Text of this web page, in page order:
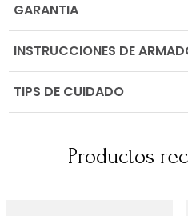
GARANTIA
INSTRUCCIONES DE
TIPS DE CUIDADO
Productos